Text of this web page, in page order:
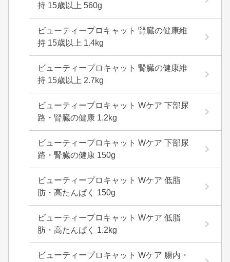
持 15歳以上 560g
ビューティープロキャット 腎臓の健康維
持 15歳以上 1.4kg
ビューティープロキャット 腎臓の健康維
持 15歳以上 2.7kg
ビューティープロキャット Wケア 下部尿
路・腎臓の健康 1.2kg
ビューティープロキャット Wケア 下部尿
路・腎臓の健康 150g
ビューティープロキャット Wケア 低脂
肪・高たんぱく 150g
ビューティープロキャット Wケア 低脂
肪・高たんぱく 1.2kg
ビューティープロキャット Wケア 腸内・